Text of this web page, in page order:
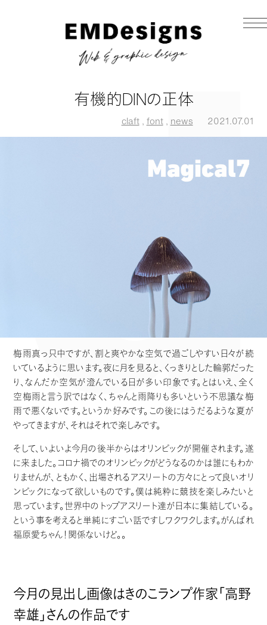
有機的DINの正体
claft, font, news 2021.07.01
梅雨真っ只中ですが、割と爽やかな空気で過ごしやすい日々が続
いているように思います。夜に月を見ると、くっきりとした輪郭だった
り、なんだか空気が澄んでいる日が多い印象です。とはいえ、全く
空梅雨と言う訳ではなく、ちゃんと雨降りも多いという不思議な梅
雨で悪くないです。というか好みです。この後にはうだるような夏が
やってきますが、それはそれで楽しみです。
そして、いよいよ今月の後半からはオリンピックが開催されます。遂
に来ました。コロナ禍でのオリンピックがどうなるのかは誰にもわか
りませんが、ともかく、出場されるアスリートの方々にとって良いオリ
ンピックになって欲しいものです。僕は純粋に競技を楽しみたいと
思っています。世界中のトップアスリート達が日本に集結している。
という事を考えると単純にすごい話ですしワクワクします。がんばれ
福原愛ちゃん！関係ないけど。。
今月の見出し画像はきのこランプ作家「高野
幸雄 」さんの作品です